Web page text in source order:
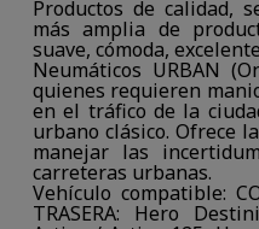
Productos de calidad,
más amplia de
suave, cómoda,
Neumáticos URBAN
quienes requieren
en el tráfico de la
urbano clásico. Ofrece
manejar las
carreteras urbanas.
Vehículo compatible:
TRASERA: Hero